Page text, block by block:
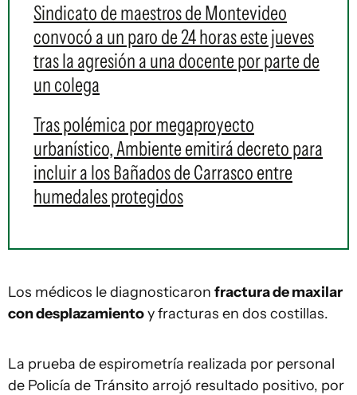
Sindicato de maestros de Montevideo
convocó a un paro de 24 horas este jueves
tras la agresión a una docente por parte de
un colega
Tras polémica por megaproyecto
urbanístico, Ambiente emitirá decreto para
incluir a los Bañados de Carrasco entre
humedales protegidos
Los médicos le diagnosticaron fractura de maxilar
con desplazamientoy fracturas en dos costillas.
La prueba de espirometría realizada por personal
de Policía de Tránsito arrojó resultado positivo, por